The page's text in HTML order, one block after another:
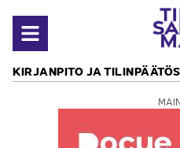
Avaa valikko
KIRJANPITO JA TILINPÄÄTÖS